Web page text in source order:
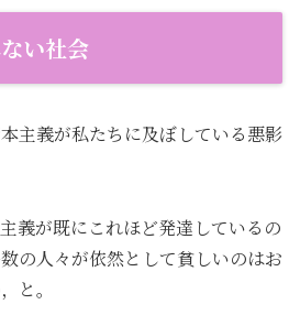
い社会
主義が私たちに及ぼしている悪影
義が既にこれほど発達しているの
の人々が依然として貧しいのはお
と。